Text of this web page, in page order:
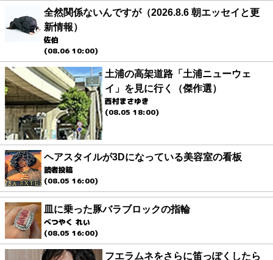
全然関係ないんですが（2026.8.6 朝エッセイと更
新情報）
佐伯
(08.06 10:00)
土浦の高架道路「土浦ニューウェ
イ」を見に行く（傑作選）
西村まさゆき
(08.05 18:00)
ヘアスタイルが3Dになっている美容室の看板
読者投稿
(08.05 16:00)
皿に乗った豚バラブロックの指輪
べつやく れい
(08.05 16:00)
フエラムネをさらに笛っぽくしたら